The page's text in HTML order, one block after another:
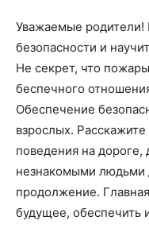
Уважаемые
безопасности и
Не секрет, что
беспечного
Обеспечение
взрослых.
поведения на
незнакомыми людьми
продолжение.
будущее, обеспечить